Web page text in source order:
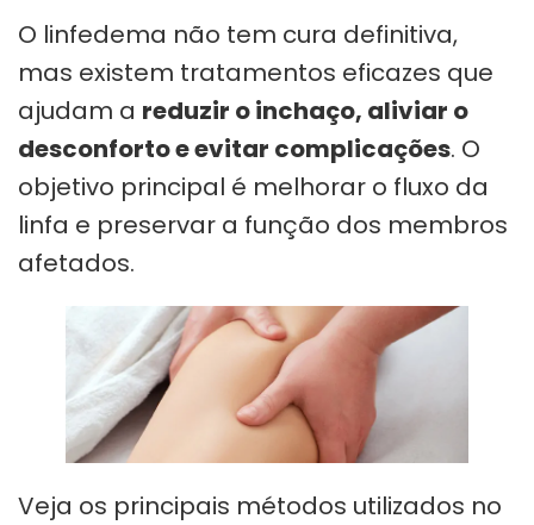
O linfedema não tem cura definitiva,
mas existem tratamentos eficazes que
ajudam a reduzir o inchaço, aliviar o
desconforto e evitar complicações. O
objetivo principal é melhorar o fluxo da
linfa e preservar a função dos membros
afetados.
Veja os principais métodos utilizados no